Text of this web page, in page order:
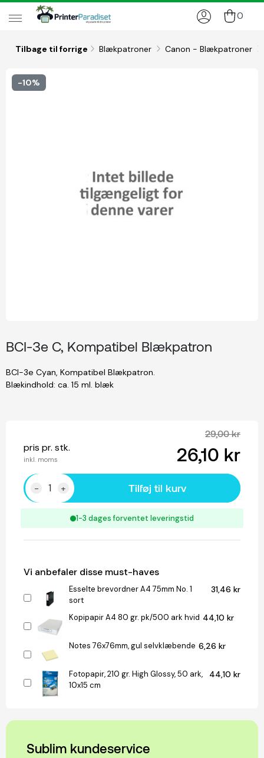
0
Tilbage til forrige Blækpatroner Canon - Blækpatroner
-10%
BCI-3e C, Kompatibel Blækpatron
BCI-3e Cyan, Kompatibel Blækpatron.
Blækindhold: ca. 15 ml. blæk
29,00 kr
pris pr. stk.
inkl. moms 26,10 kr
- + Tilføj til kurv
1-3 dages forventet leveringstid
Vi anbefaler disse must-haves
Esselte brevordner A4 75mm No. 1
sort
31,46 kr
Kopipapir A4 80 gr. pk/500 ark hvid 44,10 kr
Notes 76x76mm, gul selvklæbende 6,26 kr
Fotopapir, 210 gr. High Glossy, 50 ark,
10x15 cm
44,10 kr
Sublim kundeservice